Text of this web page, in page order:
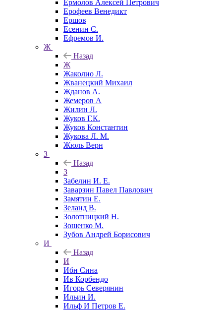
Ермолов Алексей Петрович
Ерофеев Венедикт
Ершов
Есенин С.
Ефремов И.
Ж
Назад
Ж
Жаколио Л.
Жванецкий Михаил
Жданов А.
Жемеров А
Жилин Л.
Жуков Г.К.
Жуков Константин
Жукова Л. М.
Жюль Верн
З
Назад
З
Забелин И. Е.
Заварзин Павел Павлович
Замятин Е.
Зеланд В.
Золотницкий Н.
Зощенко М.
Зубов Андрей Борисович
И
Назад
И
Ибн Сина
Ив Корбендо
Игорь Северянин
Ильин И.
Ильф И Петров Е.